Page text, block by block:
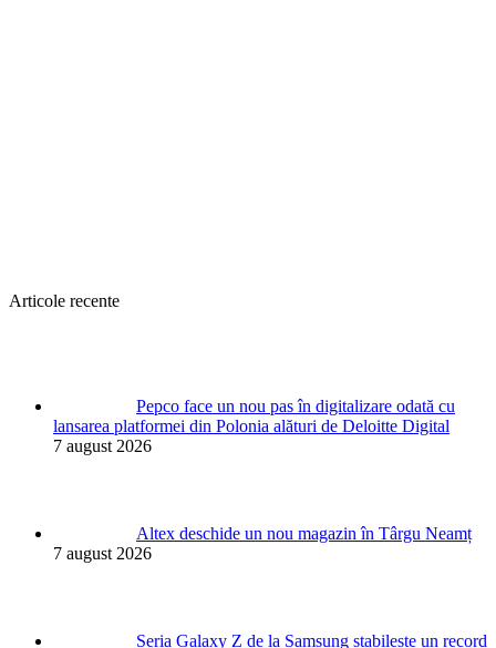
Articole recente
Pepco face un nou pas în digitalizare odată cu
lansarea platformei din Polonia alături de Deloitte Digital
7 august 2026
Altex deschide un nou magazin în Târgu Neamț
7 august 2026
Seria Galaxy Z de la Samsung stabilește un record